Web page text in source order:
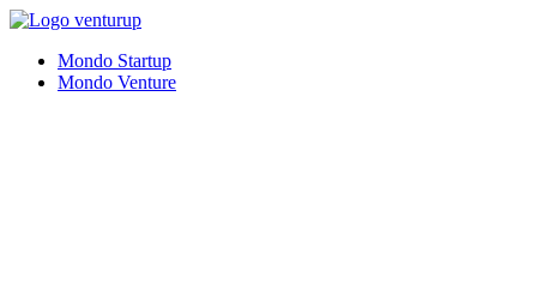
Vai
contenutoMondo Startup
Mondo Venture